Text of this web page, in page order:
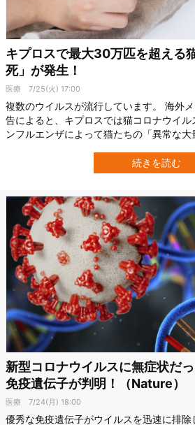
キプロスで最大30万匹を超える
死」が発生！
医療 7/25(火) 17:00
複数のウイルスが流行しています。 海外
告によると、キプロスでは猫コロナウイル
ンフルエンザによって猫たちの「異常な
協会（PAWS）は、今年に入って30万匹の
います。 またポーランドの流行では毒性
続きを読む
新型コロナウイルスに無症状だ
免疫遺伝子が判明！（Nature）
医療 7/24(月) 18:00
優秀な免疫遺伝子がウイルスを迅速に排